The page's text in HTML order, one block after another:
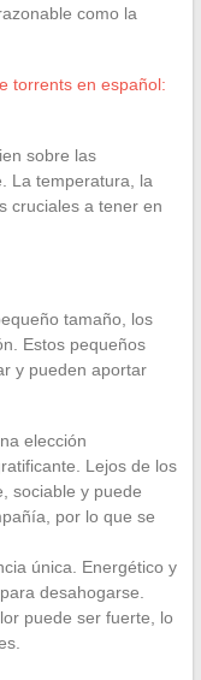
como la
torrents en español:
sobre las
La temperatura, la
cruciales a tener en
tamaño, los
Estos pequeños
y pueden aportar
elección
Lejos de los
sociable y puede
por lo que se
única. Energético y
desahogarse.
puede ser fuerte, lo